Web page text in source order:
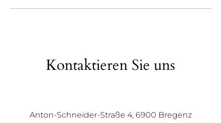
Kontaktieren Sie uns
Anton-Schneider-Straße 4, 6900 Bregenz